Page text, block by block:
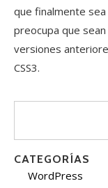
que finalmente
preocupa que
versiones
CSS3.
CATEGORÍAS
WordPress